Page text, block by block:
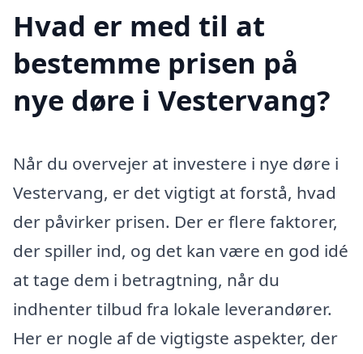
Hvad er med til at
bestemme prisen på
nye døre i Vestervang?
Når du overvejer at investere i nye døre i
Vestervang, er det vigtigt at forstå, hvad
der påvirker prisen. Der er flere faktorer,
der spiller ind, og det kan være en god idé
at tage dem i betragtning, når du
indhenter tilbud fra lokale leverandører.
Her er nogle af de vigtigste aspekter, der